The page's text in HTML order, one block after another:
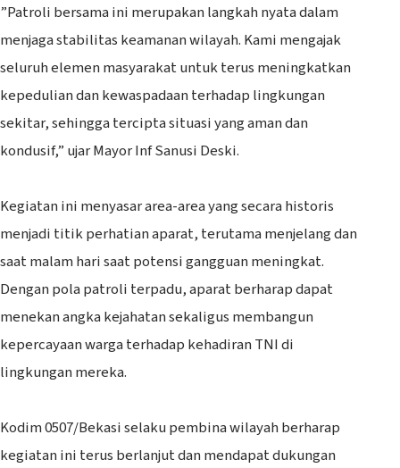
‎”Patroli bersama ini merupakan langkah nyata dalam
menjaga stabilitas keamanan wilayah. Kami mengajak
seluruh elemen masyarakat untuk terus meningkatkan
kepedulian dan kewaspadaan terhadap lingkungan
sekitar, sehingga tercipta situasi yang aman dan
kondusif,” ujar Mayor Inf Sanusi Deski.
‎Kegiatan ini menyasar area-area yang secara historis
menjadi titik perhatian aparat, terutama menjelang dan
saat malam hari saat potensi gangguan meningkat.
Dengan pola patroli terpadu, aparat berharap dapat
menekan angka kejahatan sekaligus membangun
kepercayaan warga terhadap kehadiran TNI di
lingkungan mereka.
‎Kodim 0507/Bekasi selaku pembina wilayah berharap
kegiatan ini terus berlanjut dan mendapat dukungan